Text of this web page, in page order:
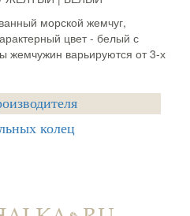
морской жемчуг,
цвет - белый с
жемчужин варьируются от 3-х
колец